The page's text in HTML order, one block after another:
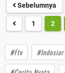
Sebelumnya
1 2
#Ftv #Indosiar